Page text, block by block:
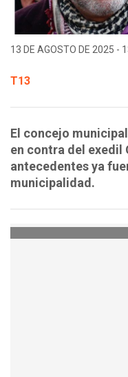
13 DE AGOSTO DE 2025 -
T13
El concejo
en contra del exedil
antecedentes ya
municipalidad.